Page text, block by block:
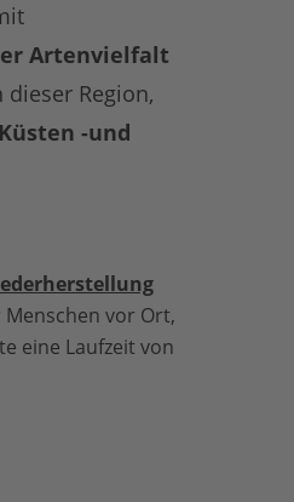
Artenvielfalt
Region,
-und
vor Ort,
eine Laufzeit von